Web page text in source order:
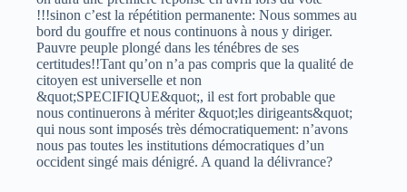
!!!sinon c’est la répétition permanente: Nous sommes au
bord du gouffre et nous continuons à nous y diriger.
Pauvre peuple plongé dans les ténébres de ses
certitudes!!Tant qu’on n’a pas compris que la qualité de
citoyen est universelle et non
&quot;SPECIFIQUE&quot;, il est fort probable que
nous continuerons à mériter &quot;les dirigeants&quot;
qui nous sont imposés très démocratiquement: n’avons
nous pas toutes les institutions démocratiques d’un
occident singé mais dénigré. A quand la délivrance?